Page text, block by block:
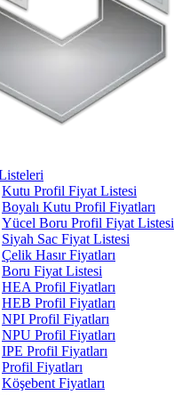
Kutu Profil Fiyat Listesi
Boyalı Kutu Profil Fiyatları
Yücel Boru Profil Fiyat Listesi
Siyah Sac Fiyat Listesi
Çelik Hasır Fiyatları
Boru Fiyat Listesi
HEA Profil Fiyatları
HEB Profil Fiyatları
NPI Profil Fiyatları
NPU Profil Fiyatları
IPE Profil Fiyatları
Profil Fiyatları
Köşebent Fiyatları